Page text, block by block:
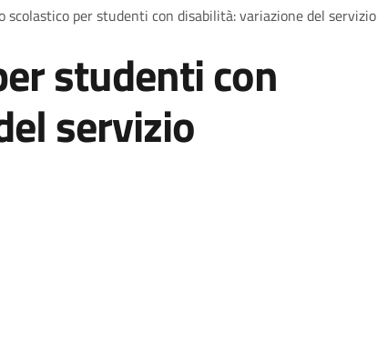
scolastico per studenti con disabilità: variazione del servizio
studenti con
servizio